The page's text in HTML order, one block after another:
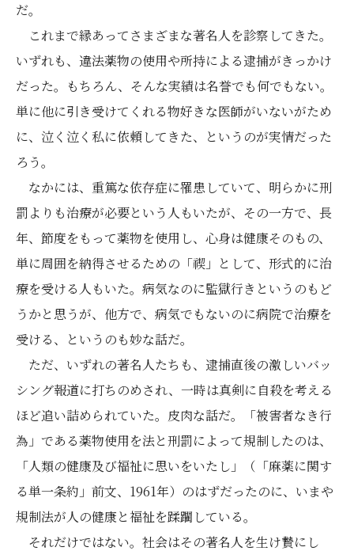
だ。
これまで縁あってさまざまな著名人を診察してきた。
いずれも、違法薬物の使用や所持による逮捕がきっかけ
だった。もちろん、そんな実績は名誉でも何でもない。
単に他に引き受けてくれる物好きな医師がいないがため
に、泣く泣く私に依頼してきた、というのが実情だった
ろう。
なかには、重篤な依存症に罹患していて、明らかに刑
罰よりも治療が必要という人もいたが、その一方で、長
年、節度をもって薬物を使用し、心身は健康そのもの、
単に周囲を納得させるための「禊」として、形式的に治
療を受ける人もいた。病気なのに監獄行きというのもど
うかと思うが、他方で、病気でもないのに病院で治療を
受ける、というのも妙な話だ。
ただ、いずれの著名人たちも、逮捕直後の激しいバッ
シング報道に打ちのめされ、一時は真剣に自殺を考える
ほど追い詰められていた。皮肉な話だ。「被害者なき行
為」である薬物使用を法と刑罰によって規制したのは、
「人類の健康及び福祉に思いをいたし」（「麻薬に関す
る単一条約」前文、1961年）のはずだったのに、いまや
規制法が人の健康と福祉を蹂躙している。
それだけではない。社会はその著名人を生け贄にし